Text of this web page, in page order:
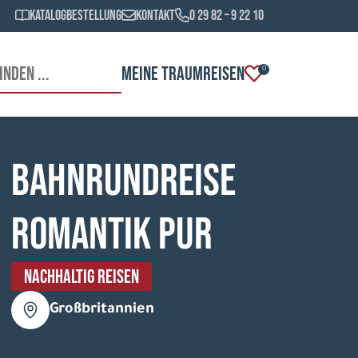
Katalogbestellung Kontakt 0 29 82 – 9 22 10
MEINE TRAUMREISEN 0
Bahnrundreise
Romantik pur
NACHHALTIG REISEN
Großbritannien